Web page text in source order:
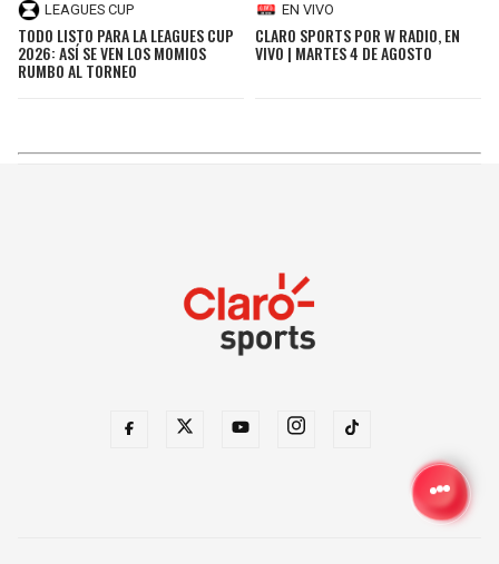
LEAGUES CUP
TODO LISTO PARA LA LEAGUES CUP
2026: ASÍ SE VEN LOS MOMIOS
RUMBO AL TORNEO
EN VIVO
CLARO SPORTS POR W RADIO, EN
VIVO | MARTES 4 DE AGOSTO